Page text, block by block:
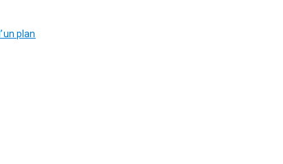
plan